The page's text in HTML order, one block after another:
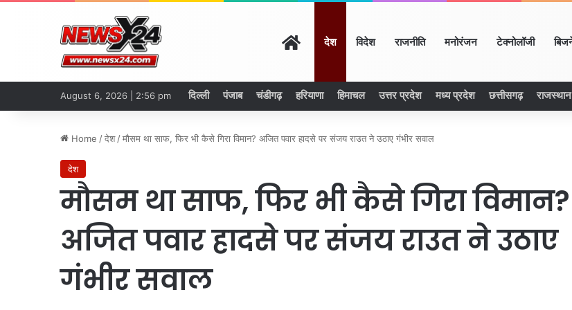
Homeदेश विदेश राजनीति मनोरंजन टेक्नोलॉजी
August 6, 2026 | 2:56 pm दिल्ली पंजाब चंडीगढ़ हरियाणा हिमाचल उत्तर प्रदेश मध्य प्रदेश छत्तीसगढ़ राजस्थान
Home /देश /मौसम था साफ, फिर भी कैसे गिरा विमान? अजित पवार हादसे पर संजय राउत ने उठाए गंभीर सवाल
देश
मौसम था साफ, फिर भी कैसे गिरा विमान?
अजित पवार हादसे पर संजय राउत ने उठाए
गंभीर सवाल